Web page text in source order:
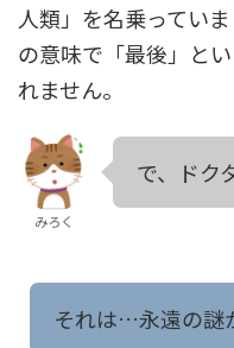
人類」を名乗ってい
の意味で「最後」と
れません。
みろく
で、ドク
それは…永遠の謎